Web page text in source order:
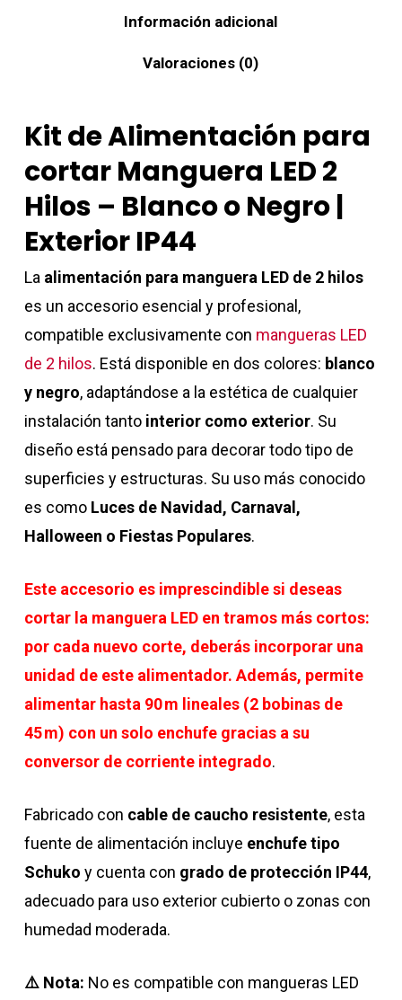
Información adicional
Valoraciones (0)
Kit de Alimentación para
cortar Manguera LED 2
Hilos – Blanco o Negro |
Exterior IP44
La alimentación para manguera LED de 2 hilos
es un accesorio esencial y profesional,
compatible exclusivamente con mangueras LED
de 2 hilos. Está disponible en dos colores: blanco
y negro, adaptándose a la estética de cualquier
instalación tanto interior como exterior. Su
diseño está pensado para decorar todo tipo de
superficies y estructuras. Su uso más conocido
es como Luces de Navidad, Carnaval,
Halloween o Fiestas Populares.
Este accesorio es imprescindible si deseas
cortar la manguera LED en tramos más cortos:
por cada nuevo corte, deberás incorporar una
unidad de este alimentador. Además, permite
alimentar hasta 90 m lineales (2 bobinas de
45 m) con un solo enchufe gracias a su
conversor de corriente integrado.
Fabricado con cable de caucho resistente, esta
fuente de alimentación incluye enchufe tipo
Schuko y cuenta con grado de protección IP44,
adecuado para uso exterior cubierto o zonas con
humedad moderada.
⚠️ Nota: No es compatible con mangueras LED